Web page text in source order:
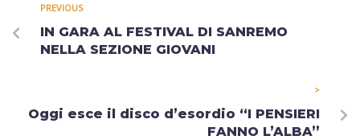
PREVIOUS
IN GARA AL FESTIVAL DI SANREMO
NELLA SEZIONE GIOVANI
>
Oggi esce il disco d’esordio “I PENSIERI
FANNO L’ALBA”